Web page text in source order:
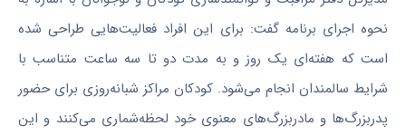
نحوه اجرای برنامه گفت: برای این افراد فعالیت‌هایی طراحی شده
است که هفته‌ای یک روز و به مدت دو تا سه ساعت متناسب با
شرایط سالمندان انجام می‌شود. کودکان مراکز شبانه‌روزی برای حضور
پدربزرگ‌ها و مادربزرگ‌های معنوی خود لحظه‌شماری می‌کنند و این